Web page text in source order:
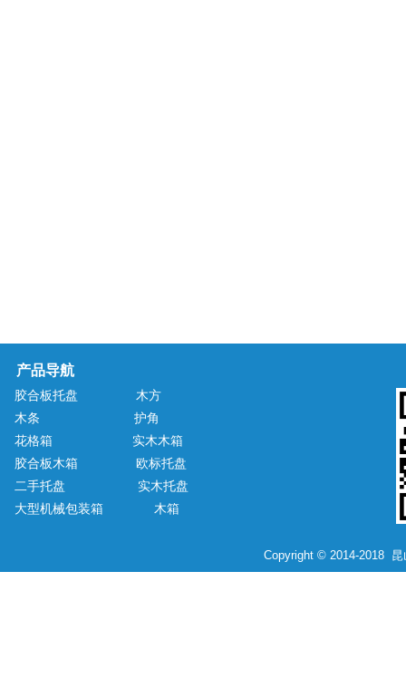
Copyright © 2014-2018
产品导航
胶合板托盘
木方
木条
护角
花格箱
实木木箱
胶合板木箱
欧标托盘
二手托盘
实木托盘
大型机械包装箱
木箱